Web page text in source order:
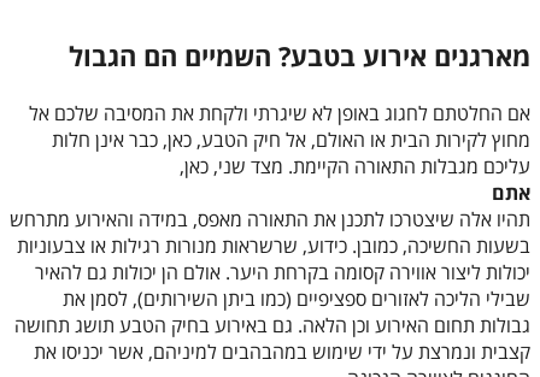
מארגנים אירוע בטבע? השמיים הם הגבול
אם החלטתם לחגוג באופן לא שיגרתי ולקחת את המסיבה שלכם אל
מחוץ לקירות הבית או האולם, אל חיק הטבע, כאן, כבר אינן חלות
עליכם מגבלות התאורה הקיימת. מצד שני, כאן,
אתם
תהיו אלה שיצטרכו לתכנן את התאורה מאפס, במידה והאירוע מתרחש
בשעות החשיכה, כמובן. כידוע, שרשראות מנורות רגילות או צבעוניות
יכולות ליצור אווירה קסומה בקרחת היער. אולם הן יכולות גם להאיר
שבילי הליכה לאזורים ספציפיים (כמו ביתן השירותים), לסמן את
גבולות תחום האירוע וכן הלאה. גם באירוע בחיק הטבע תושג תחושה
קצבית ונמרצת על ידי שימוש במהבהבים למיניהם, אשר יכניסו את